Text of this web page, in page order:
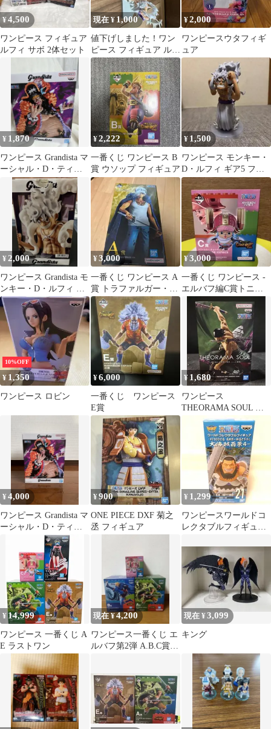
¥4,500
ワンピース フィギュア
ルフィ サボ 2体セット
現在 ¥ 1,000
値下げしました！ワン
ピース フィギュア ルフ
ィ ギア5 ルッチ 覚醒 2
体セット
¥2,000
ワンピースウタフィギ
ュア
¥ 1,870
ワンピース Grandista マ
ーシャル・D・ティー
チ フィギュア
¥2,222
一番くじ ワンピース B
賞 ウソップ フィギュア
¥ 1,500
ワンピース モンキー・
D・ルフィ ギア5 フィ
ギュア
¥ 2,000
ワンピース Grandista モ
ンキー・D・ルフィ ギ
ア5
¥3,000
一番くじ ワンピース A
賞 トラファルガー・ロ
ー フィギュア
¥3,000
一番くじ ワンピース -
エルバフ編C賞トニー
トニー・チョッパー
10%OFF
¥ 1,350
ワンピース ロビン
¥6,000
一番くじ ワンピース
E賞
¥ 1,680
ワンピース
THEORAMA SOUL ロ
ロノア・ゾロ フィギュ
¥4,000
ワンピース Grandista マ
ーシャル・D・ティー
¥900
ONE PIECE DXF 菊之
丞 フィギュア
¥ 1,299
ワンピースワールドコ
レクタブルフィギュア
¥14,999
ワンピース 一番くじ A
E ラストワン
現在 ¥4,200
ワンピース一番くじ エ
ルバフ第2弾 A.B.C賞
現在 ¥3,099
キング